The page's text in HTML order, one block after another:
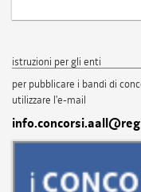
istruzioni per gli enti
per pubblicare i bandi di
utilizzare l'e-mail